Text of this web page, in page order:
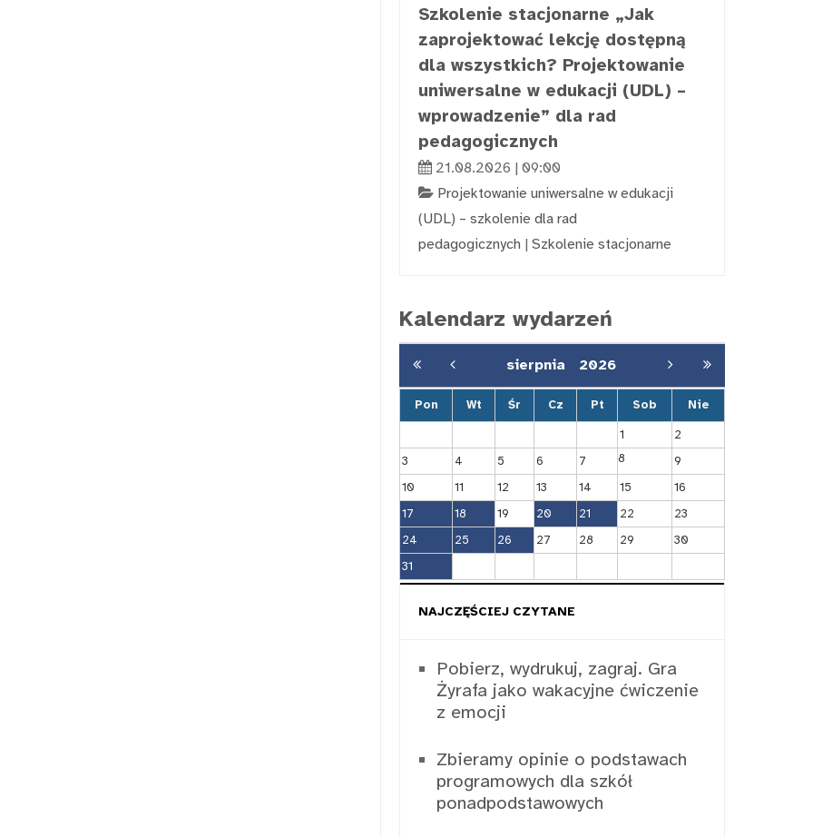
Szkolenie stacjonarne „Jak
zaprojektować lekcję dostępną
dla wszystkich? Projektowanie
uniwersalne w edukacji (UDL) –
wprowadzenie” dla rad
pedagogicznych
21.08.2026 | 09:00
Projektowanie uniwersalne w edukacji
(UDL) – szkolenie dla rad
pedagogicznych | Szkolenie stacjonarne
Kalendarz wydarzeń
sierpnia 2026
Pon Wt Śr Cz Pt Sob Nie
1
2
3
4 5 6 7 8
9
10
11 12 13 14 15
16
17
18 19 20 21 22
23
24
25 26 27 28 29
30
31
NAJCZĘŚCIEJ CZYTANE
Pobierz, wydrukuj, zagraj. Gra
Żyrafa jako wakacyjne ćwiczenie
z emocji
Zbieramy opinie o podstawach
programowych dla szkół
ponadpodstawowych